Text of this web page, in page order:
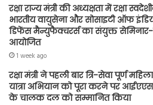
रक्षा राज्य मंत्री की अध्यक्षता में रक्षा
भारतीय वायुसेना और सोसाइटी ऑफ
डिफेंस मैन्युफैक्चरर्स का संयुक्त
आयोजित
1 week ago
रक्षा मंत्री ने पहली बार त्रि-सेवा पूर्ण
यात्रा अभियान को पूरा करने पर
के चालक दल को सम्मानित किया